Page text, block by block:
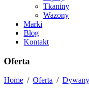
Tkaniny
Wazony
Marki
Blog
Kontakt
Oferta
Home / Oferta / Dywany